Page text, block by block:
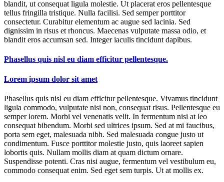
blandit, ut consequat ligula molestie. Ut placerat eros pellentesque
tellus fringilla tristique. Nulla facilisi. Sed semper porttitor
consectetur. Curabitur elementum ac augue sed lacinia. Sed
dignissim in risus et rhoncus. Maecenas vulputate massa odio, et
blandit eros accumsan sed. Integer iaculis tincidunt dapibus.
Phasellus quis nisl eu diam efficitur pellentesque.
Lorem ipsum dolor sit amet
Phasellus quis nisl eu diam efficitur pellentesque. Vivamus tincidunt
ligula commodo, vulputate nisi non, consequat risus. Pellentesque eu
semper lorem. Morbi vel venenatis velit. In fermentum nisi at leo
consequat bibendum. Morbi sed ultrices ipsum. Sed at mi faucibus,
porta sem eget, malesuada nibh. Sed malesuada congue justo ut
condimentum. Fusce porttitor molestie justo, quis laoreet sapien
lobortis quis. Nullam mollis diam at quam dictum ornare.
Suspendisse potenti. Cras nisi augue, fermentum vel vestibulum eu,
commodo consequat enim. Sed eget sem turpis. Ut at mollis ex.